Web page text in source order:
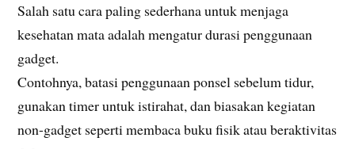
Salah satu cara paling sederhana untuk menjaga
kesehatan mata adalah mengatur durasi penggunaan
gadget.
Contohnya, batasi penggunaan ponsel sebelum tidur,
gunakan timer untuk istirahat, dan biasakan kegiatan
non-gadget seperti membaca buku fisik atau beraktivitas